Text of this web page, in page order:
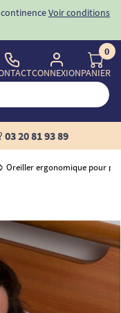
Voir conditions
CONNEXION
0
PANIER
03 20 81 93 89
Oreiller ergonomique pour